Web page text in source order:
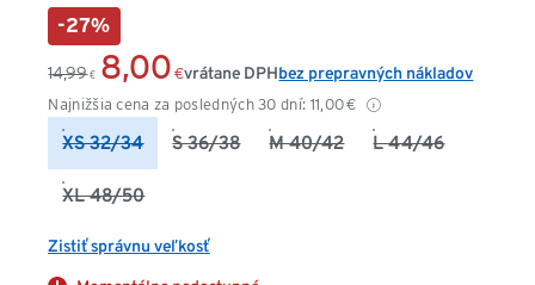
-27%
14,99 € 8,00 €
Najnižšia cena za posledných 30 dní: 11,00€
vrátane DPHbez prepravných nákladov
XS 32/34 S 36/38 M 40/42 L 44/46
XL 48/50
Zistiť správnu veľkosť